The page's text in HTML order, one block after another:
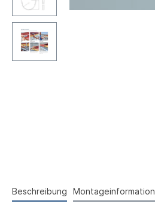
Beschreibung Montageinformation